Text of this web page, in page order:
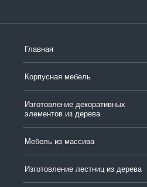
Главная
Корпусная мебель
Изготовление декоративных
элементов из дерева
Мебель из массива
Изготовление лестниц из дерева